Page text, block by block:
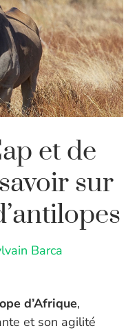
et de
sur
Barca
d’Afrique,
et son agilité